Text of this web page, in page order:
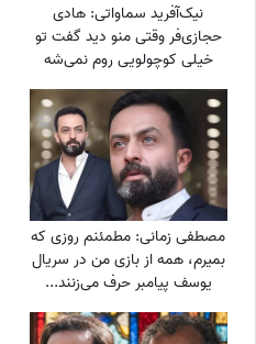
نیک‌آفرید سماواتی: هادی
حجازی‌فر وقتی منو دید گفت تو
خیلی کوچولویی روم نمی‌شه
عاشقت بشم !
مصطفی زمانی: مطمئنم روزی که
بمیرم، همه از بازی من در سریال
یوسف پیامبر حرف می‌زنند...
+ویدیو